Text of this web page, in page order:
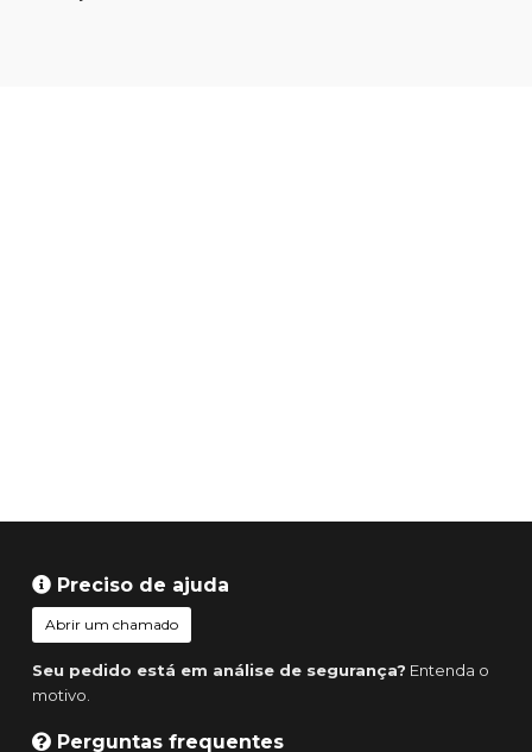
Preciso de ajuda
Abrir um chamado
Seu pedido está em análise de segurança? Entenda o
motivo.
Perguntas frequentes